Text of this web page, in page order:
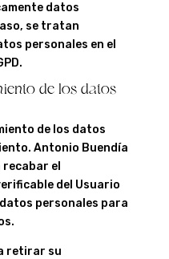
datos
se tratan
personales en el
de los datos
de los datos
Antonio Buendía
recabar el
del Usuario
personales para
retirar su